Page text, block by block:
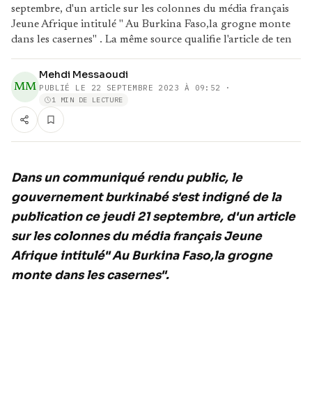
septembre, d'un article sur les colonnes du média français
Jeune Afrique intitulé " Au Burkina Faso,la grogne monte
dans les casernes" . La même source qualifie l'article de ten
MM
Mehdi Messaoudi
PUBLIÉ LE 22 SEPTEMBRE 2023 À 09:52 ·
1 MIN DE LECTURE
Dans un communiqué rendu public, le
gouvernement burkinabé s'est indigné de la
publication ce jeudi 21 septembre, d'un article
sur les colonnes du média français Jeune
Afrique intitulé" Au Burkina Faso,la grogne
monte dans les casernes".